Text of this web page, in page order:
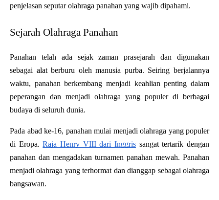
penjelasan seputar olahraga panahan yang wajib dipahami.
Sejarah Olahraga Panahan
Panahan telah ada sejak zaman prasejarah dan digunakan
sebagai alat berburu oleh manusia purba. Seiring berjalannya
waktu, panahan berkembang menjadi keahlian penting dalam
peperangan dan menjadi olahraga yang populer di berbagai
budaya di seluruh dunia.
Pada abad ke-16, panahan mulai menjadi olahraga yang populer
di Eropa. Raja Henry VIII dari Inggris sangat tertarik dengan
panahan dan mengadakan turnamen panahan mewah. Panahan
menjadi olahraga yang terhormat dan dianggap sebagai olahraga
bangsawan.